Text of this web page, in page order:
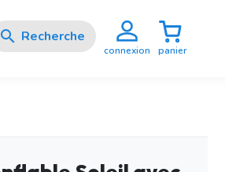

connexion panier